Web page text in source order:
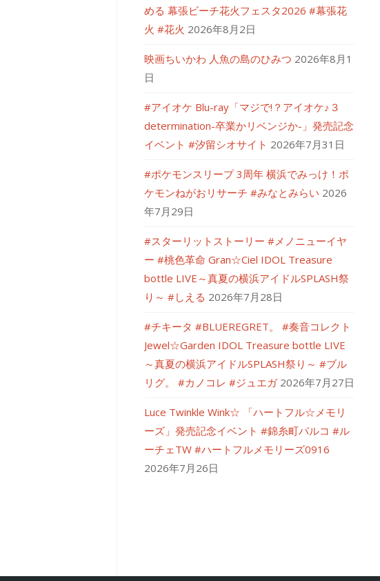
める 幕張ビーチ花火フェスタ2026 #幕張花
火 #花火 2026年8月2日
映画ちいかわ 人魚の島のひみつ 2026年8月1
日
#アイオケ Blu-ray「マジで!？アイオケ♪３
determination-卒業かリベンジか-」発売記念
イベント #汐留シオサイト 2026年7月31日
#ポケモンスリープ 3周年 横浜でみっけ！ポ
ケモンねがおリサーチ #みなとみらい 2026
年7月29日
#スターリットストーリー #メノニューイヤ
ー #桃色革命 Gran☆Ciel IDOL Treasure
bottle LIVE～真夏の横浜アイドルSPLASH祭
り～ #しえる 2026年7月28日
#チキータ #BLUEREGRET。 #奏音コレクト
Jewel☆Garden IDOL Treasure bottle LIVE
～真夏の横浜アイドルSPLASH祭り～ #ブル
リグ。 #カノコレ #ジュエガ 2026年7月27日
Luce Twinkle Wink☆ 「ハートフル☆メモリ
ーズ」発売記念イベント #錦糸町パルコ #ル
ーチェTW #ハートフルメモリーズ0916
2026年7月26日